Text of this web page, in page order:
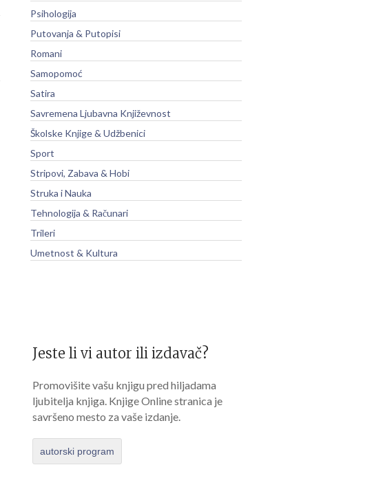
Psihologija
Putovanja & Putopisi
Romani
Samopomoć
Satira
Savremena Ljubavna Književnost
Školske Knjige & Udžbenici
Sport
Stripovi, Zabava & Hobi
Struka i Nauka
Tehnologija & Računari
Trileri
Umetnost & Kultura
Jeste li vi autor ili izdavač?
Promovišite vašu knjigu pred hiljadama
ljubitelja knjiga. Knjige Online stranica je
savršeno mesto za vaše izdanje.
autorski program